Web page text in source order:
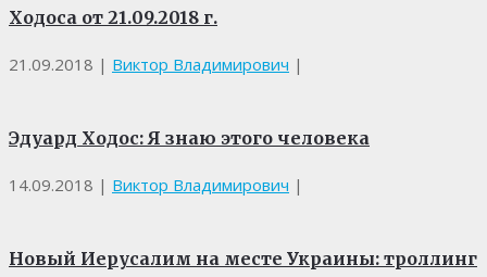
Ходоса от 21.09.2018 г.
21.09.2018 | Виктор Владимирович |
Эдуард Ходос: Я знаю этого человека
14.09.2018 | Виктор Владимирович |
Новый Иерусалим на месте Украины: троллинг